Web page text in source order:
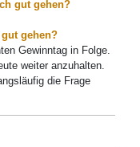
gehen?
Gewinntag in Folge.
weiter anzuhalten.
die Frage